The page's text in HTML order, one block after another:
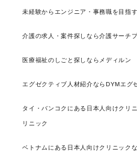
未経験からエンジニア・事務職を目指
介護の求人・案件探しなら介護サーチ
医療福祉のしごと探しならメディルン
エグゼクティブ人材紹介ならDYMエグ
タイ・バンコクにある日本人向けクリ
リニック
ベトナムにある日本人向けクリニック